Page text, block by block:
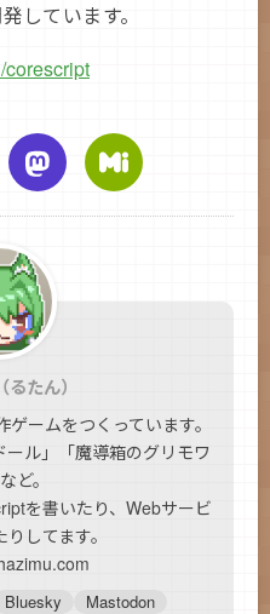
しています。
corescript
（るたん）
ームをつくっています。
ル」「魔導箱のグリモワ
ど。
を書いたり、Webサービ
してます。
Bluesky Mastodon